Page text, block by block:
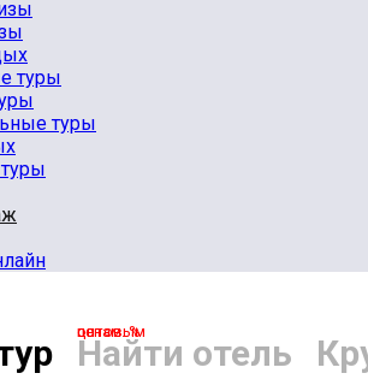
туры
туры
Найти отель
по оптовым ценам. %